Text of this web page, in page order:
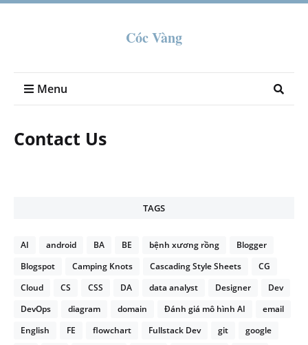
Cóc Vàng
Menu
Contact Us
TAGS
AI android BA BE bệnh xương rồng
Blogger
Blogspot
Camping Knots Cascading Style Sheets
CG
Cloud
CS CSS DA data analyst Designer
Dev
DevOps
diagram domain Đánh giá mô hình AI
email
English
FE flowchart Fullstack Dev git
google